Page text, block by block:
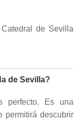
de Sevilla
de Sevilla?
perfecto. Es una
permitirá descubrir